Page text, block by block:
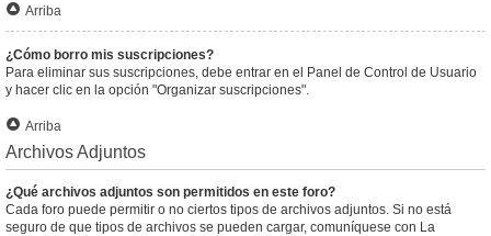
Arriba
¿Cómo borro mis suscripciones?
Para eliminar sus suscripciones, debe entrar en el Panel de Control de Usuario
y hacer clic en la opción "Organizar suscripciones".
Arriba
Archivos Adjuntos
¿Qué archivos adjuntos son permitidos en este foro?
Cada foro puede permitir o no ciertos tipos de archivos adjuntos. Si no está
seguro de que tipos de archivos se pueden cargar, comuníquese con La